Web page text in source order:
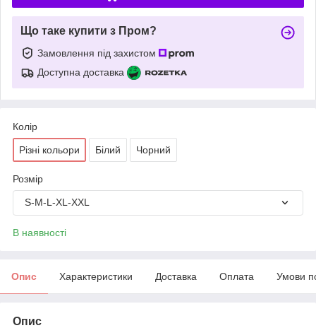
Що таке купити з Пром?
Замовлення під захистом
Доступна доставка
Колір
Різні кольори Білий Чорний
Розмір
S-M-L-XL-XXL
В наявності
Опис Характеристики Доставка Оплата Умови
Опис